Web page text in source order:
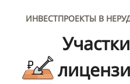
ИНВЕСТПРОЕКТЫ В